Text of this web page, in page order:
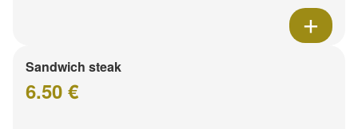
Sandwich steak
6.50 €